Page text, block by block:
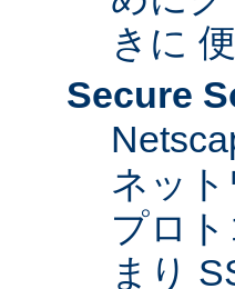
きに
Secure
ネッ
プロ
まり